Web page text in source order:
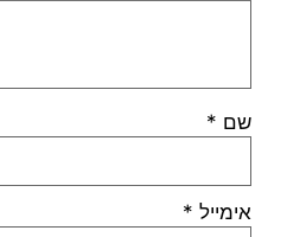
שם *
אימייל *